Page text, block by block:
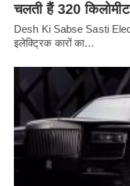
चलती हैं 320
Desh Ki Sabse Sasti
इलेक्ट्रिक कारों का…